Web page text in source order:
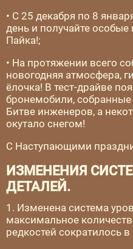
• С 25 декабря по 8
день и получайте особые
Пайка!;
• На протяжении всего
новогодняя атмосфера,
ёлочка! В тест-драйве
бронемобили,
Битве инженеров, а
окутало снегом!
С Наступающими
ИЗМЕНЕНИЯ
ДЕТАЛЕЙ.
1. Изменена система
максимальное
редкостей сократилось в